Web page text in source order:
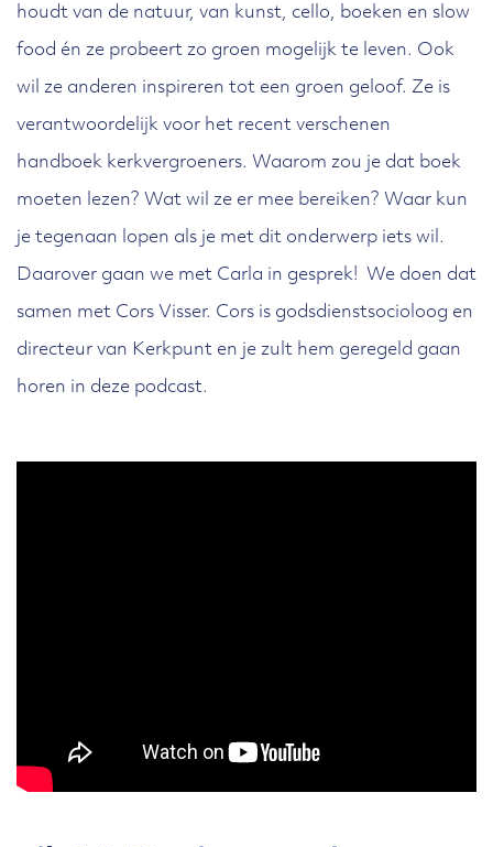
houdt van de natuur, van kunst, cello, boeken en slow
food én ze probeert zo groen mogelijk te leven. Ook
wil ze anderen inspireren tot een groen geloof. Ze is
verantwoordelijk voor het recent verschenen
handboek kerkvergroeners. Waarom zou je dat boek
moeten lezen? Wat wil ze er mee bereiken? Waar kun
je tegenaan lopen als je met dit onderwerp iets wil.
Daarover gaan we met Carla in gesprek! We doen dat
samen met Cors Visser. Cors is godsdienstsocioloog en
directeur van Kerkpunt en je zult hem geregeld gaan
horen in deze podcast.